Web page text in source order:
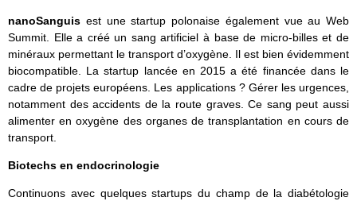
nanoSanguis est une startup polonaise également vue au Web
Summit. Elle a créé un sang artificiel à base de micro-billes et de
minéraux permettant le transport d’oxygène. Il est bien évidemment
biocompatible. La startup lancée en 2015 a été financée dans le
cadre de projets européens. Les applications ? Gérer les urgences,
notamment des accidents de la route graves. Ce sang peut aussi
alimenter en oxygène des organes de transplantation en cours de
transport.
Biotechs en endocrinologie
Continuons avec quelques startups du champ de la diabétologie